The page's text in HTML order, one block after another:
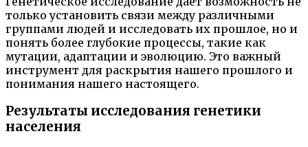
только установить связи между различными
группами людей и исследовать их прошлое, но и
понять более глубокие процессы, такие как
мутации, адаптации и эволюцию. Это важный
инструмент для раскрытия нашего прошлого и
понимания нашего настоящего.
Результаты исследования генетики
населения